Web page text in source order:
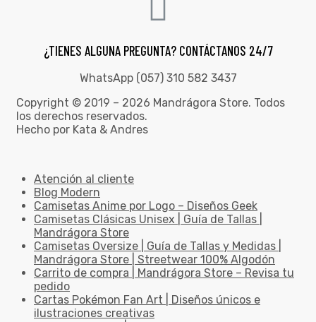
¿TIENES ALGUNA PREGUNTA? CONTÁCTANOS 24/7
WhatsApp (057) 310 582 3437
Copyright © 2019 – 2026 Mandrágora Store. Todos
los derechos reservados.
Hecho por Kata & Andres
Atención al cliente
Blog Modern
Camisetas Anime por Logo – Diseños Geek
Camisetas Clásicas Unisex | Guía de Tallas |
Mandrágora Store
Camisetas Oversize | Guía de Tallas y Medidas |
Mandrágora Store | Streetwear 100% Algodón
Carrito de compra | Mandrágora Store – Revisa tu
pedido
Cartas Pokémon Fan Art | Diseños únicos e
ilustraciones creativas